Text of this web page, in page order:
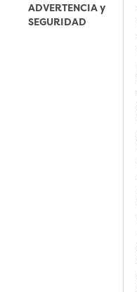
ADVERTENCIA y
SEGURIDAD